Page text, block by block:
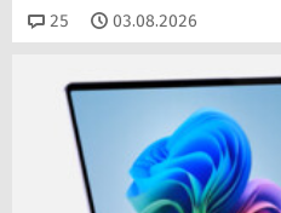
25 Kommentare
03.08.2026